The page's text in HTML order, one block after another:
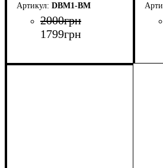
DBM1-BM
2000грн
1799грн